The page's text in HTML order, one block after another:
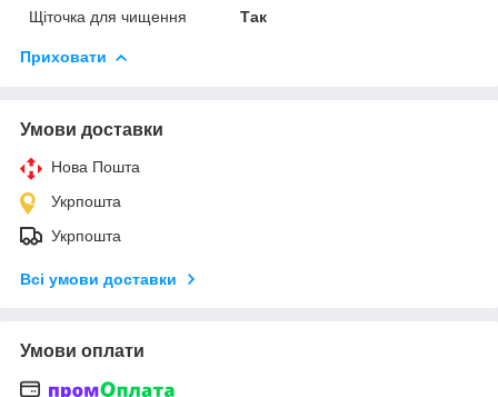
Щіточка для чищення
Так
Приховати
Умови доставки
Нова Пошта
Укрпошта
Укрпошта
Всі умови доставки
Умови оплати